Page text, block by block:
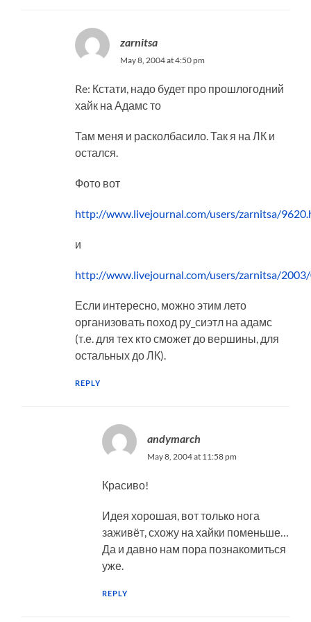
zarnitsa
May 8, 2004 at 4:50 pm
Re: Кстати, надо будет про прошлогодний
хайк на Адамс то
Там меня и расколбасило. Так я на ЛК и
остался.
Фото вот
http://www.livejournal.com/users/zarnitsa/
и
http://www.livejournal.com/users/zarnitsa/
Если интересно, можно этим лето
организовать поход ру_сиэтл на адамс
(т.е. для тех кто сможет до вершины, для
остальных до ЛК).
REPLY
andymarch
May 8, 2004 at 11:58 pm
Красиво!
Идея хорошая, вот только нога
заживёт, схожу на хайки поменьше…
Да и давно нам пора познакомиться
уже.
REPLY